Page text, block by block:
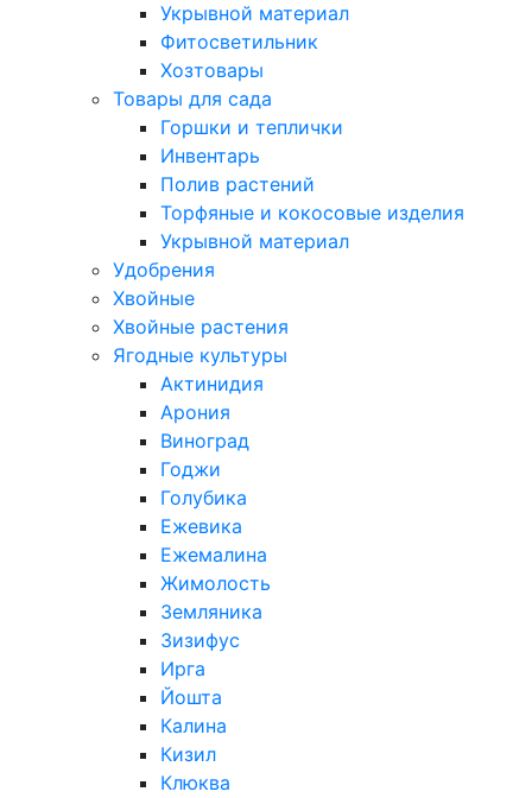
Укрывной материал
Фитосветильник
Хозтовары
Товары для сада
Горшки и теплички
Инвентарь
Полив растений
Торфяные и кокосовые изделия
Укрывной материал
Удобрения
Хвойные
Хвойные растения
Ягодные культуры
Актинидия
Арония
Виноград
Годжи
Голубика
Ежевика
Ежемалина
Жимолость
Земляника
Зизифус
Ирга
Йошта
Калина
Кизил
Клюква